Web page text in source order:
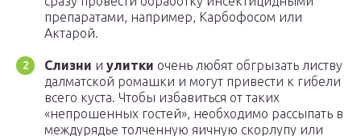
препаратами, например, Карбофосом или
Актарой.
Слизни и улитки очень любят обгрызать листву
далматской ромашки и могут привести к гибели
всего куста. Чтобы избавиться от таких
«непрошенных гостей», необходимо рассыпать в
междурядье толченную яичную скорлупу или